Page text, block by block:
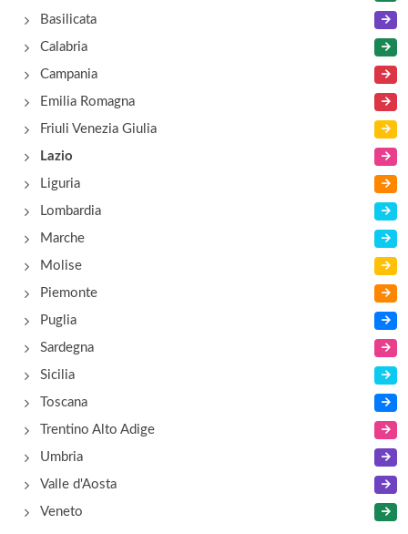
via Pontina km 74,300, Latina
Dada Disco
Felix Club
via Don Torello 67, Latina
Basilicata
Calabria
Campania
Emilia Romagna
Friuli Venezia Giulia
Lazio
Liguria
Lombardia
Marche
Molise
Piemonte
Puglia
Sardegna
Sicilia
Toscana
Trentino Alto Adige
Umbria
Valle d'Aosta
Veneto